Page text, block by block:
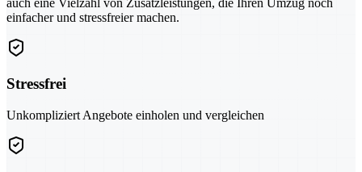
einfacher und stressfreier machen.
Stressfrei
Unkompliziert Angebote einholen und vergleichen